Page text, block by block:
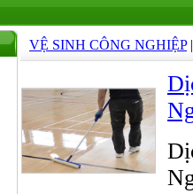
VỆ SINH CÔNG NGHIỆP